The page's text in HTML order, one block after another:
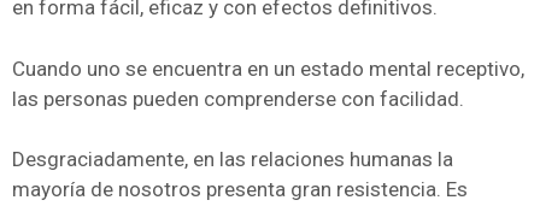
en forma fácil, eficaz y con efectos definitivos.
Cuando uno se encuentra en un estado mental receptivo,
las personas pueden comprenderse con facilidad.
Desgraciadamente, en las relaciones humanas la
mayoría de nosotros presenta gran resistencia. Es